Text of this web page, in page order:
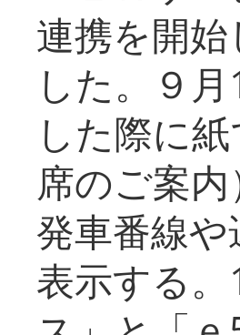
連携を開
した。９
した際に
席のご案
発車番線
表示する